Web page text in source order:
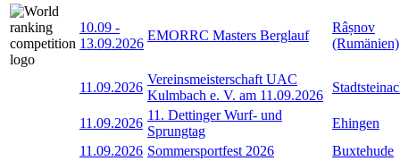
10.09 -
13.09.2026
EMORRC Masters Berglauf
Râșnov
(Rumänien)
11.09.2026
Vereinsmeisterschaft UAC
Kulmbach e. V. am 11.09.2026
11.09.2026
11. Dettinger Wurf- und
Sprungtag
Ehingen
11.09.2026 Sommersportfest 2026
Buxtehude